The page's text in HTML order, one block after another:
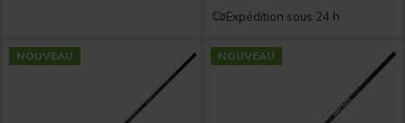
Expédition sous 24 h
NOUVEAU NOUVEAU